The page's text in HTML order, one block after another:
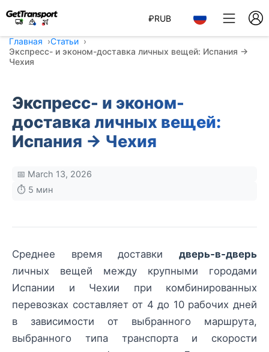
₽RUB
Главная
Статьи
Экспресс- и эконом-доставка личных вещей: Испания →
Чехия
Экспресс- и эконом-
доставка личных вещей:
Испания → Чехия
📅 March 13, 2026
⏱️ 5 мин
Среднее время доставки дверь‑в‑дверь
личных вещей между крупными городами
Испании и Чехии при комбинированных
перевозках составляет от 4 до 10 рабочих дней
в зависимости от выбранного маршрута,
выбранного типа транспорта и скорости